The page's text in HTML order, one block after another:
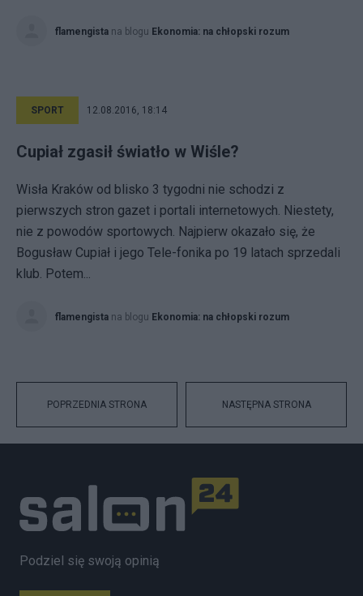
flamengista na blogu Ekonomia: na chłopski rozum
SPORT 12.08.2016, 18:14
Cupiał zgasił światło w Wiśle?
Wisła Kraków od blisko 3 tygodni nie schodzi z
pierwszych stron gazet i portali internetowych. Niestety,
nie z powodów sportowych. Najpierw okazało się, że
Bogusław Cupiał i jego Tele-fonika po 19 latach sprzedali
klub. Potem...
flamengista na blogu Ekonomia: na chłopski rozum
POPRZEDNIA STRONA NASTĘPNA STRONA
Podziel się swoją opinią